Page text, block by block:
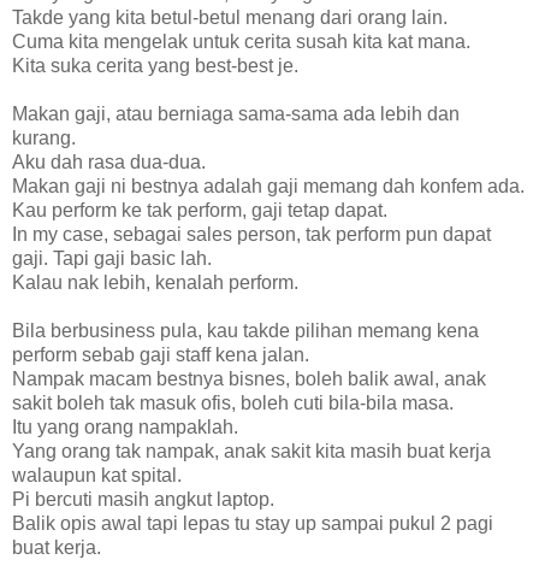
Takde yang kita betul-betul menang dari orang lain.
Cuma kita mengelak untuk cerita susah kita kat mana.
Kita suka cerita yang best-best je.
Makan gaji, atau berniaga sama-sama ada lebih dan
kurang.
Aku dah rasa dua-dua.
Makan gaji ni bestnya adalah gaji memang dah konfem ada.
Kau perform ke tak perform, gaji tetap dapat.
In my case, sebagai sales person, tak perform pun dapat
gaji. Tapi gaji basic lah.
Kalau nak lebih, kenalah perform.
Bila berbusiness pula, kau takde pilihan memang kena
perform sebab gaji staff kena jalan.
Nampak macam bestnya bisnes, boleh balik awal, anak
sakit boleh tak masuk ofis, boleh cuti bila-bila masa.
Itu yang orang nampaklah.
Yang orang tak nampak, anak sakit kita masih buat kerja
walaupun kat spital.
Pi bercuti masih angkut laptop.
Balik opis awal tapi lepas tu stay up sampai pukul 2 pagi
buat kerja.